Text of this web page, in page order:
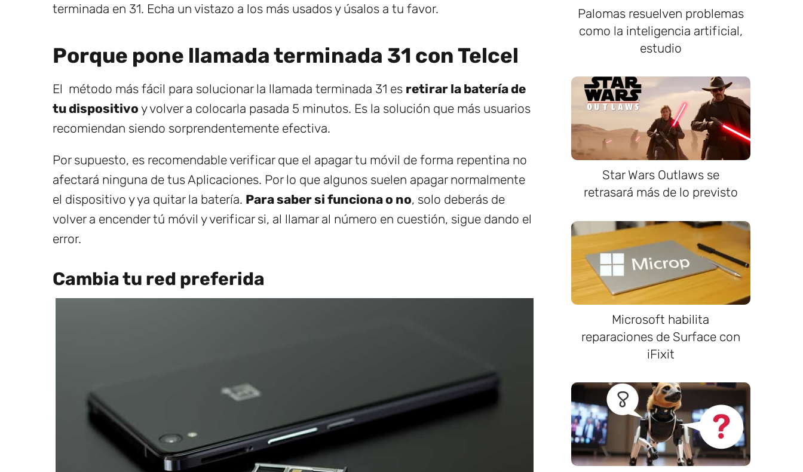
terminada en 31. Echa un vistazo a los más usados y úsalos a tu favor.
Porque pone llamada terminada 31 con Telcel
El método más fácil para solucionar la llamada terminada 31 es retirar la batería de
tu dispositivo y volver a colocarla pasada 5 minutos. Es la solución que más usuarios
recomiendan siendo sorprendentemente efectiva.
Por supuesto, es recomendable verificar que el apagar tu móvil de forma repentina no
afectará ninguna de tus Aplicaciones. Por lo que algunos suelen apagar normalmente
el dispositivo y ya quitar la batería. Para saber si funciona o no, solo deberás de
volver a encender tú móvil y verificar si, al llamar al número en cuestión, sigue dando el
error.
Cambia tu red preferida
Palomas resuelven problemas
como la inteligencia artificial,
estudio
Star Wars Outlaws se
retrasará más de lo previsto
Microsoft habilita
reparaciones de Surface con
iFixit